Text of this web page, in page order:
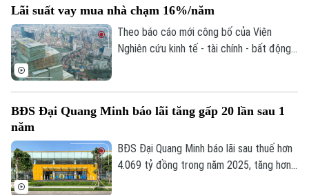
Điện ảnh
Thời trang
Âm nhạc
động sản.
Lãi suất vay mua nhà chạm 16%/năm
Theo báo cáo mới công bố của Viện
Nghiên cứu kinh tế - tài chính - bất động
khi nhiều khoản vay theo cơ chế thả nổi
thanh khoản thị trường trong nửa đầu năm
nay giảm mạnh.
BĐS Đại Quang Minh báo lãi tăng gấp 20 lần sau 1
năm
BĐS Đại Quang Minh báo lãi sau thuế hơn
4.069 tỷ đồng trong năm 2025, tăng hơn